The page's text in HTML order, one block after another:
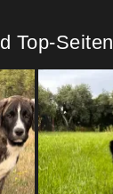
Top-Seiten